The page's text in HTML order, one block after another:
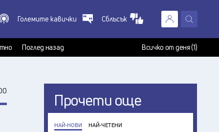
X
Големите кавички Сблъсък
Поглед назад Всичко от деня (1)
Прочети още
НАЙ-НОВИ НАЙ-ЧЕТЕНИ